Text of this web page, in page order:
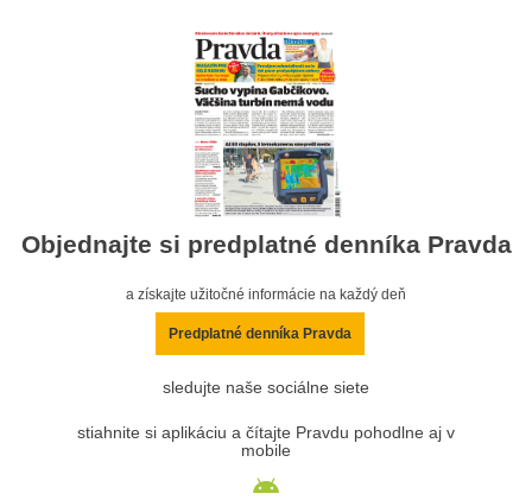
Objednajte si predplatné denníka Pravda
a získajte užitočné informácie na každý deň
Predplatné denníka Pravda
sledujte naše sociálne siete
stiahnite si aplikáciu a čítajte Pravdu pohodlne aj v
mobile